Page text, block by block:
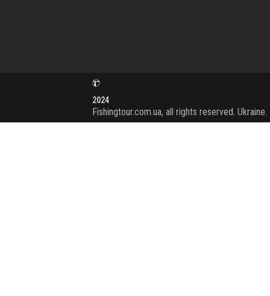
2024
Fishingtour.com.ua, all rights reserved. Ukraine.